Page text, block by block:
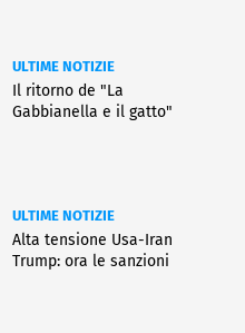
ULTIME NOTIZIE
Il ritorno de "La
Gabbianella e il gatto"
ULTIME NOTIZIE
Alta tensione Usa-Iran
Trump: ora le sanzioni